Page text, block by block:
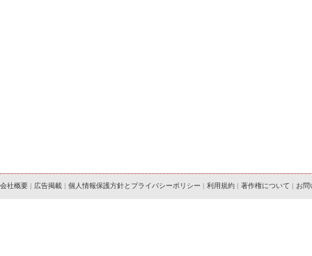
会社概要 | 広告掲載 | 個人情報保護方針とプライバシーポリシー | 利用規約 | 著作権について | お問